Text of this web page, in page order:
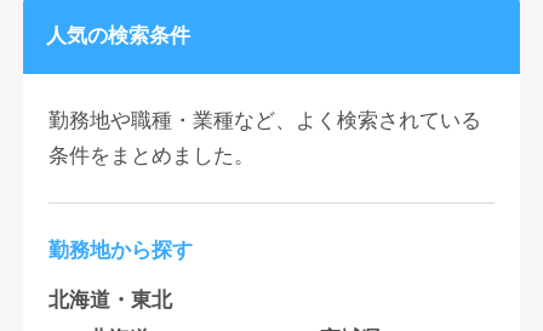
人気の検索条件
勤務地や職種・業種など、よく検索されている
条件をまとめました。
勤務地から探す
北海道・東北